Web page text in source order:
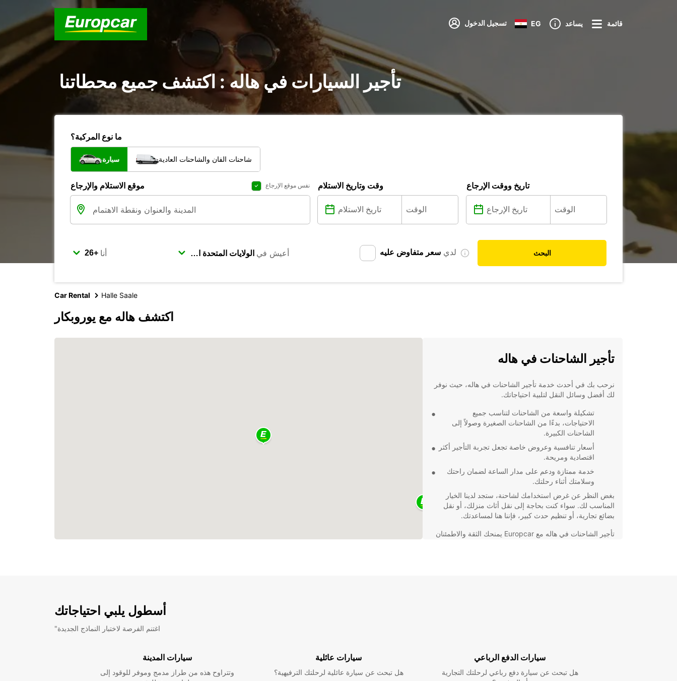
تسجيل الدخول EG يساعد قائمة
تأجير السيارات في هاله : اكتشف جميع محطاتنا
ما نوع المركبة؟
سيارة شاحنات الفان والشاحنات العادية
موقع الاستلام والإرجاع نفس موقع الإرجاع وقت وتاريخ الاستلام تاريخ ووقت الإرجاع
أنا أعيش في لدي سعر متفاوض عليه البحث
Car Rental Halle Saale
اكتشف هاله مع يوروبكار
تأجير الشاحنات في هاله
نرحب بك في أحدث خدمة تأجير الشاحنات في هاله، حيث نوفر
لك أفضل وسائل النقل لتلبية احتياجاتك.
تشكيلة واسعة من الشاحنات لتناسب جميع
الاحتياجات، بدءًا من الشاحنات الصغيرة وصولاً إلى
الشاحنات الكبيرة.
أسعار تنافسية وعروض خاصة تجعل تجربة التأجير أكثر
اقتصادية ومريحة.
خدمة ممتازة ودعم على مدار الساعة لضمان راحتك
وسلامتك أثناء رحلتك.
بغض النظر عن غرض استخدامك لشاحنة، ستجد لدينا الخيار
المناسب لك. سواء كنت بحاجة إلى نقل أثاث منزلك، أو نقل
بضائع تجارية، أو تنظيم حدث كبير، فإننا هنا لمساعدتك.
تأجير الشاحنات في هاله مع Europcar يمنحك الثقة والاطمئنان
أسطول يلبي احتياجاتك
"اغتنم الفرصة لاختبار النماذج الجديدة
سيارات المدينة
وتتراوح هذه من طراز مدمج وموفر للوقود إلى
سيارات عائلية
هل تبحث عن سيارة عائلية لرحلتك الترفيهية؟
سيارات الدفع الرباعي
هل تبحث عن سيارة دفع رباعي لرحلتك التجارية